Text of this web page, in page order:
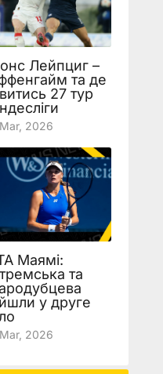
Лейпциг –
та де
27 тур
2026
Маямі:
та
у друге
2026